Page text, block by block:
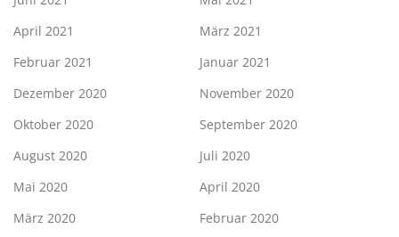
April 2021
März 2021
Februar 2021
Januar 2021
Dezember 2020
November 2020
Oktober 2020
September 2020
August 2020
Juli 2020
Mai 2020
April 2020
März 2020
Februar 2020